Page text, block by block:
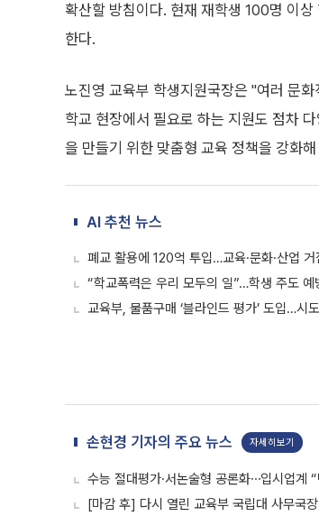
확산할 방침이다. 현재 재학생 100명 이
한다.
노진영 교육부 학생지원국장은 "여러 문
학교 현장에서 필요로 하는 지원도 점차
을 만들기 위한 맞춤형 교육 정책을 강화
AI 추천 뉴스
폐교 활용에 120억 투입…교육·문화·산업
“학교폭력은 우리 모두의 일”…학생 주도 예
교육부, 물품구매 ‘블라인드 평가’ 도입…시
손현경 기자의 주요 뉴스 자세히보기
수능 절대평가·서논술형 공론화⋯입시업계
[마감 후] 다시 열린 교육부 국립대 사무국